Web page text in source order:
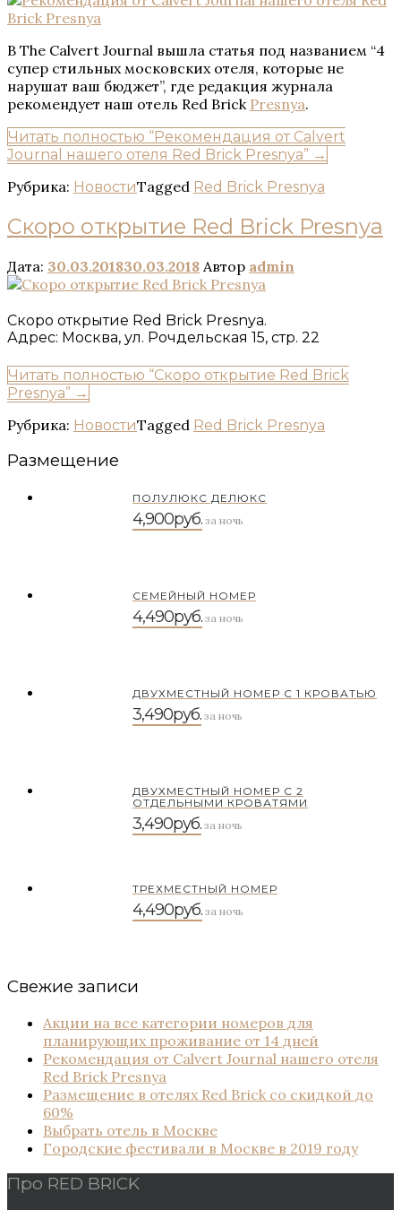
В The Calvert Journal вышла статья под названием “4
супер стильных московских отеля, которые не
нарушат ваш бюджет”, где редакция журнала
рекомендует наш отель Red Brick Presnya.
Читать полностью “Рекомендация от Сalvert
Journal нашего отеля Red Brick Presnya” →
Рубрика: НовостиTagged Red Brick Presnya
Скоро открытие Red Brick Presnya
Дата: 30.03.201830.03.2018 Автор admin
Скоро открытие Red Brick Presnya.
Адрес: Москва, ул. Рочдельская 15, стр. 22
Читать полностью “Скоро открытие Red Brick
Presnya” →
Рубрика: НовостиTagged Red Brick Presnya
Размещение
ПОЛУЛЮКС ДЕЛЮКС
4,900руб. за ночь
СЕМЕЙНЫЙ НОМЕР
4,490руб. за ночь
ДВУХМЕСТНЫЙ НОМЕР С 1 КРОВАТЬЮ
3,490руб. за ночь
ДВУХМЕСТНЫЙ НОМЕР С 2
ОТДЕЛЬНЫМИ КРОВАТЯМИ
3,490руб. за ночь
ТРЕХМЕСТНЫЙ НОМЕР
4,490руб. за ночь
Свежие записи
Акции на все категории номеров для
планирующих проживание от 14 дней
Рекомендация от Сalvert Journal нашего отеля
Red Brick Presnya
Размещение в отелях Red Brick со скидкой до
60%
Выбрать отель в Москве
Городские фестивали в Москве в 2019 году
Про RED BRICK